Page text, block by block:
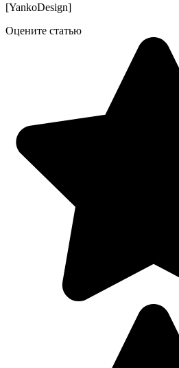
[YankoDesign]
Оцените статью